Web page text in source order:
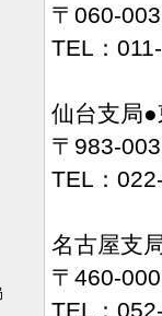
〒060-
TEL：
仙台支局
〒983-
TEL：
名古屋支
〒460-
TEL：